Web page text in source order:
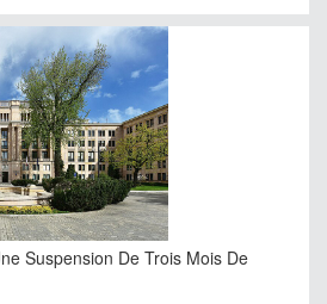
Suspension De Trois Mois De